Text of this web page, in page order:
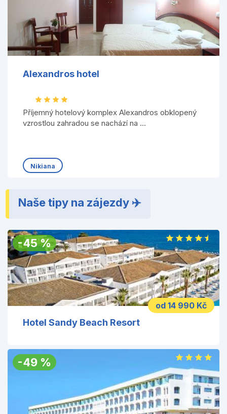
Alexandros hotel
Příjemný hotelový komplex Alexandros obklopený
vzrostlou zahradou se nachází na ...
Nikiana
Naše tipy na zájezdy ✈️
od 14 990 Kč
-45%
Hotel Sandy Beach Resort
-49 %